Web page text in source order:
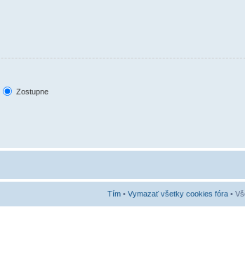
Zostupne
Tím • Vymazať všetky cookies fóra •